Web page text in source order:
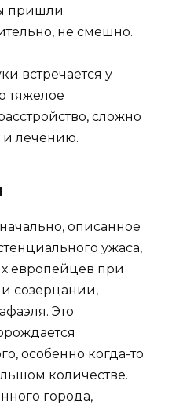
пришли
не смешно.
встречается у
тяжелое
сложно
лечению.
описанное
ужаса,
европейцев при
созерцании,
Это
особенно когда-то
количестве.
города,